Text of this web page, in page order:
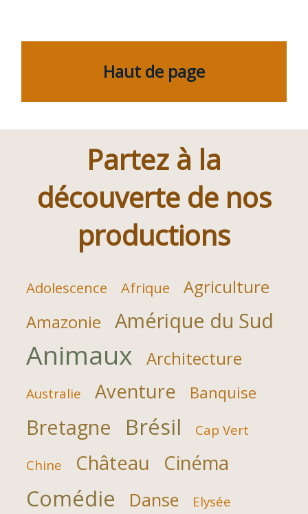
l’article
Haut de page
Partez à la
découverte de nos
productions
Adolescence Afrique
Agriculture
Amazonie
Amérique du Sud
Animaux Architecture
Australie Aventure Banquise
Bretagne Brésil Cap Vert
Chine Château Cinéma
Comédie Danse Elysée